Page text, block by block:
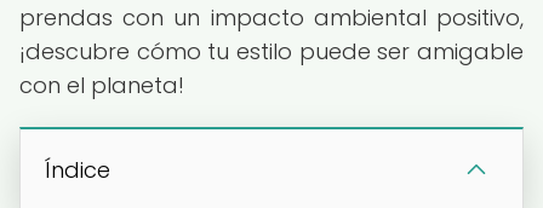
prendas con un impacto ambiental positivo,
¡descubre cómo tu estilo puede ser amigable
con el planeta!
Índice